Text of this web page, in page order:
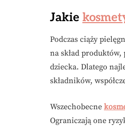
Jakie
Podczas ciąży
na skład
dziecka. Dlatego
składników,
Wszechobecne
Ograniczają one